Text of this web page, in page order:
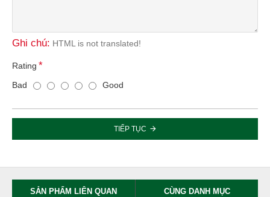
Ghi chú: HTML is not translated!
Rating
Bad
Good
TIẾP TỤC
SẢN PHẨM LIÊN QUAN CÙNG DANH MỤC